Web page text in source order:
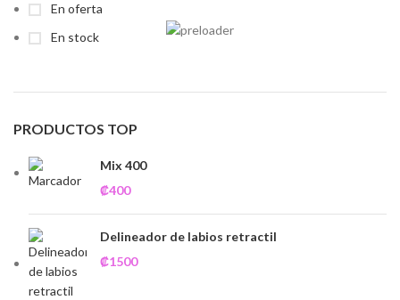
En oferta
En stock
PRODUCTOS TOP
Mix 400
₡400
Delineador de labios retractil
₡1500